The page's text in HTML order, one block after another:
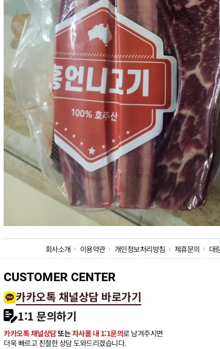
회사소개 이용약관 개인정보처리방침 제휴문의 대
CUSTOMER CENTER
카카오톡 채널상담 바로가기
1:1 문의하기
카카오톡 채널상담또는자사몰 내 1:1문의로 남겨주시면
더욱 빠르고 친절한 상담 도와드리겠습니다.